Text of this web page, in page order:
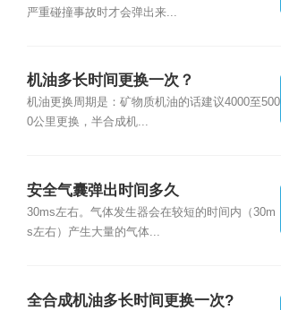
严重碰撞事故时才会弹出来...
机油多长时间更换一次？
机油更换周期是：矿物质机油的话建议4000至500
0公里更换，半合成机...
安全气囊弹出时间多久
30ms左右。气体发生器会在较短的时间内（30m
s左右）产生大量的气体...
全合成机油多长时间更换一次?